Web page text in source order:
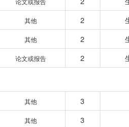
其他 2
其他 2
论文或报告 2
其他 3
其他 3